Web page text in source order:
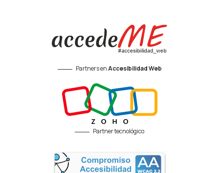
Partners enAccesibilidad Web
Partner tecnológico